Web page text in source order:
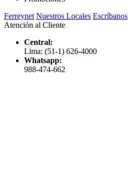
Ferreynet Nuestros Locales Escríbanos
Atención al Cliente
Central:
Lima: (51-1) 626-4000
Whatsapp:
988-474-662